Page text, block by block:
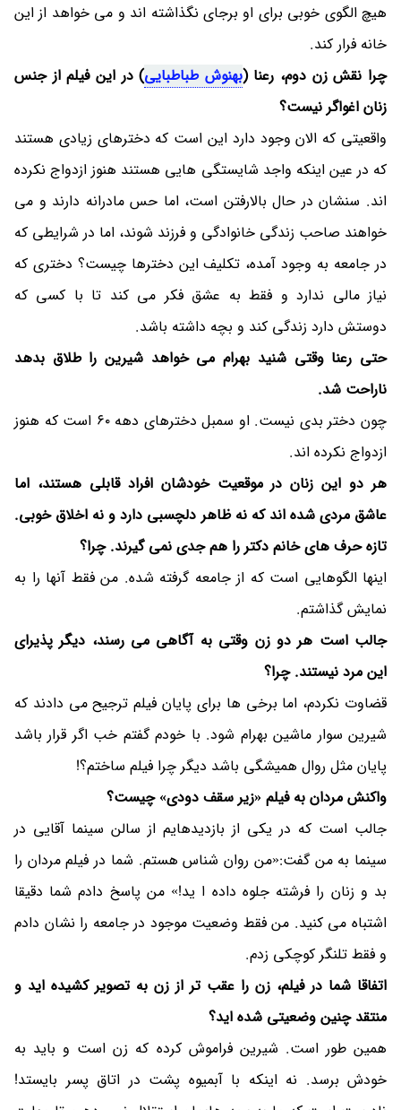
هیچ الگوی خوبی برای او برجای نگذاشته اند و می خواهد از این
خانه فرار کند.
چرا نقش زن دوم، رعنا (بهنوش طباطبایی) در این فیلم از جنس
زنان اغواگر نیست؟
واقعیتی که الان وجود دارد این است که دخترهای زیادی هستند
که در عین اینکه واجد شایستگی هایی هستند هنوز ازدواج نکرده
اند. سنشان در حال بالارفتن است، اما حس مادرانه دارند و می
خواهند صاحب زندگی خانوادگی و فرزند شوند، اما در شرایطی که
در جامعه به وجود آمده، تکلیف این دخترها چیست؟ دختری که
نیاز مالی ندارد و فقط به عشق فکر می کند تا با کسی که
دوستش دارد زندگی کند و بچه داشته باشد.
حتی رعنا وقتی شنید بهرام می خواهد شیرین را طلاق بدهد
ناراحت شد.
چون دختر بدی نیست. او سمبل دخترهای دهه ٦٠ است که هنوز
ازدواج نکرده اند.
هر دو این زنان در موقعیت خودشان افراد قابلی هستند، اما
عاشق مردی شده اند که نه ظاهر دلچسبی دارد و نه اخلاق خوبی.
تازه حرف های خانم دکتر را هم جدی نمی گیرند. چرا؟
اینها الگوهایی است که از جامعه گرفته شده. من فقط آنها را به
نمایش گذاشتم.
جالب است هر دو زن وقتی به آگاهی می رسند، دیگر پذیرای
این مرد نیستند. چرا؟
قضاوت نکردم، اما برخی ها برای پایان فیلم ترجیح می دادند که
شیرین سوار ماشین بهرام شود. با خودم گفتم خب اگر قرار باشد
پایان مثل روال همیشگی باشد دیگر چرا فیلم ساختم؟!
واکنش مردان به فیلم «زیر سقف دودی» چیست؟
جالب است که در یکی از بازدیدهایم از سالن سینما آقایی در
سینما به من گفت:«من روان شناس هستم. شما در فیلم مردان را
بد و زنان را فرشته جلوه داده ا ید!» من پاسخ دادم شما دقیقا
اشتباه می کنید. من فقط وضعیت موجود در جامعه را نشان دادم
و فقط تلنگر کوچکی زدم.
اتفاقا شما در فیلم، زن را عقب تر از زن به تصویر کشیده اید و
منتقد چنین وضعیتی شده اید؟
همین طور است. شیرین فراموش کرده که زن است و باید به
خودش برسد. نه اینکه با آبمیوه پشت در اتاق پسر بایستد!